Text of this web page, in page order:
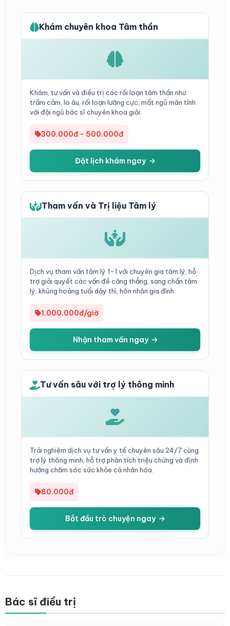
Khám chuyên khoa Tâm thần
Khám, tư vấn và điều trị các rối loạn tâm thần như
trầm cảm, lo âu, rối loạn lưỡng cực, mất ngủ mãn tính
với đội ngũ bác sĩ chuyên khoa giỏi.
300.000đ - 500.000đ
Đặt lịch khám ngay
Tham vấn và Trị liệu Tâm lý
Dịch vụ tham vấn tâm lý 1-1 với chuyên gia tâm lý, hỗ
trợ giải quyết các vấn đề căng thẳng, sang chấn tâm
lý, khủng hoảng tuổi dậy thì, hôn nhân gia đình.
1.000.000đ/giờ
Nhận tham vấn ngay
Tư vấn sâu với trợ lý thông minh
Trải nghiệm dịch vụ tư vấn y tế chuyên sâu 24/7 cùng
trợ lý thông minh, hỗ trợ phân tích triệu chứng và định
hướng chăm sóc sức khỏe cá nhân hóa.
80.000đ
Bắt đầu trò chuyện ngay
Bác sĩ điều trị